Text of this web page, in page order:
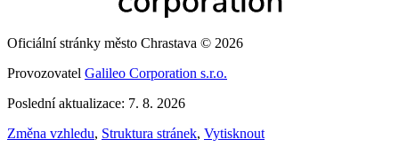
Oficiální stránky město Chrastava © 2026
Provozovatel Galileo Corporation s.r.o.
Poslední aktualizace: 7. 8. 2026
Změna vzhledu, Struktura stránek, Vytisknout